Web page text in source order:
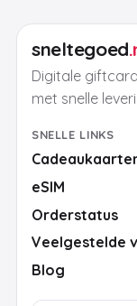
sneltegoed
Digitale
met snelle
SNELLE LINKS
eSIM
Orderstatus
Veelgestelde
Blog